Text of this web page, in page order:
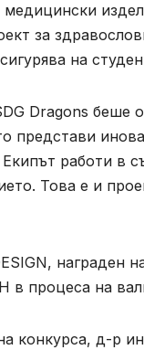
за
на
Dragons беше
представи
работи в
Това е и
награден
в процеса на
конкурса, д-р